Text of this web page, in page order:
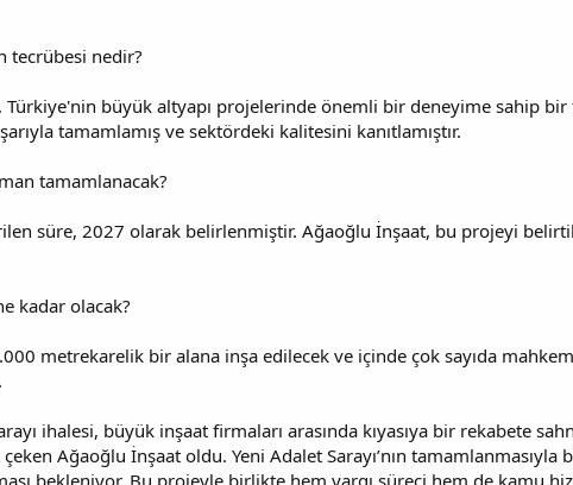
tecrübesi nedir?
büyük altyapı projelerinde önemli bir deneyime sahip bir
tamamlamış ve sektördeki kalitesini kanıtlamıştır.
tamamlanacak?
süre, 2027 olarak belirlenmiştir. Ağaoğlu İnşaat, bu projeyi
kadar olacak?
metrekarelik bir alana inşa edilecek ve içinde çok sayıda
ihalesi, büyük inşaat firmaları arasında kıyasıya bir rekabete
Ağaoğlu İnşaat oldu. Yeni Adalet Sarayı’nın
bekleniyor. Bu projeyle birlikte hem yargı süreci hem de kamu